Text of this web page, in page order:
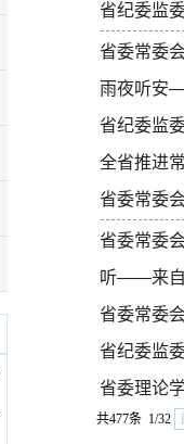
省纪委监
省委常委
雨夜听安
省纪委监
全省推进
省委常委
省委常委
听——来自
省委常委
省纪委监
省委理论
共477条 1/32